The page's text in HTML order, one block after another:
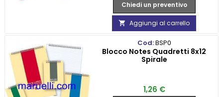
Chiedi un preventivo
 Aggiungi al carrello
Cod:BSP0
Blocco Notes Quadretti 8x12
Spirale
Prezzo
1,26 €